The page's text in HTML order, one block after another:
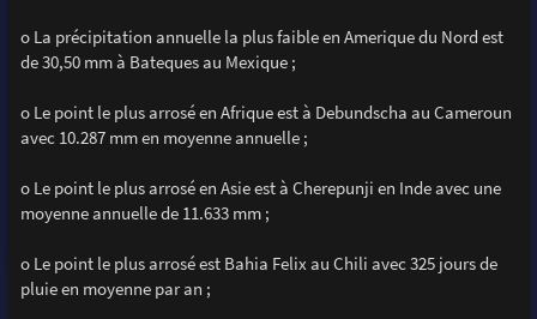
o La précipitation annuelle la plus faible en Amerique du Nord est
de 30,50 mm à Bateques au Mexique ;
o Le point le plus arrosé en Afrique est à Debundscha au Cameroun
avec 10.287 mm en moyenne annuelle ;
o Le point le plus arrosé en Asie est à Cherepunji en Inde avec une
moyenne annuelle de 11.633 mm ;
o Le point le plus arrosé est Bahia Felix au Chili avec 325 jours de
pluie en moyenne par an ;